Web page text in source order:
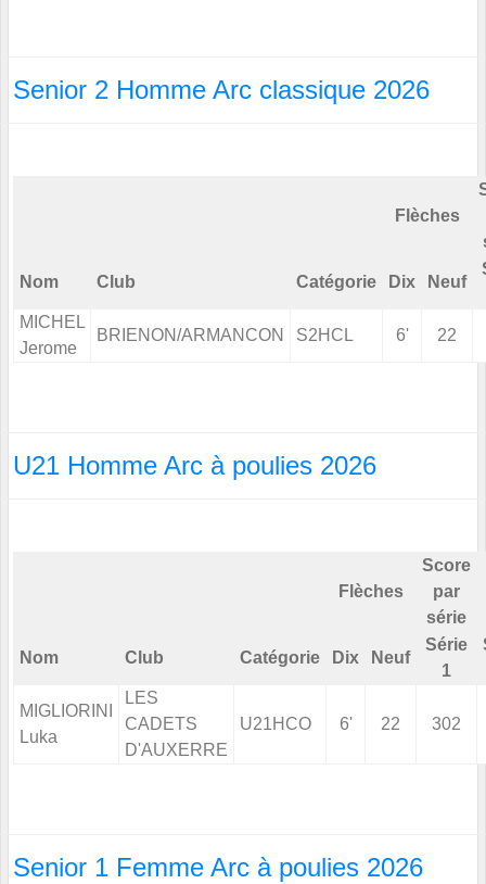
Senior 2 Homme Arc classique 2026
Flèches
Nom Club Catégorie Dix Neuf
MICHEL
Jerome
BRIENON/ARMANCON S2HCL 6' 22
U21 Homme Arc à poulies 2026
Flèches
Score
par
série
Nom Club Catégorie Dix Neuf
Série
1
MIGLIORINI
Luka
LES
CADETS
D'AUXERRE
U21HCO 6' 22 302
Senior 1 Femme Arc à poulies 2026